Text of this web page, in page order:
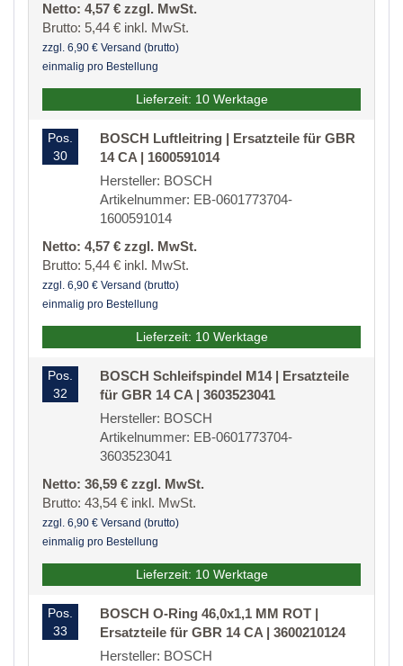
Netto: 4,57 € zzgl. MwSt.
Brutto: 5,44 € inkl. MwSt.
zzgl. 6,90 € Versand (brutto)
einmalig pro Bestellung
Lieferzeit: 10 Werktage
Pos.
30
BOSCH Luftleitring | Ersatzteile für GBR
14 CA | 1600591014
Hersteller: BOSCH
Artikelnummer: EB-0601773704-
1600591014
Netto: 4,57 € zzgl. MwSt.
Brutto: 5,44 € inkl. MwSt.
zzgl. 6,90 € Versand (brutto)
einmalig pro Bestellung
Lieferzeit: 10 Werktage
Pos.
32
BOSCH Schleifspindel M14 | Ersatzteile
für GBR 14 CA | 3603523041
Hersteller: BOSCH
Artikelnummer: EB-0601773704-
3603523041
Netto: 36,59 € zzgl. MwSt.
Brutto: 43,54 € inkl. MwSt.
zzgl. 6,90 € Versand (brutto)
einmalig pro Bestellung
Lieferzeit: 10 Werktage
Pos.
33
BOSCH O-Ring 46,0x1,1 MM ROT |
Ersatzteile für GBR 14 CA | 3600210124
Hersteller: BOSCH